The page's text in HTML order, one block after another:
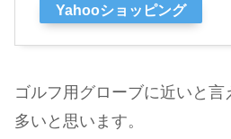
Yahooショッピング
ゴルフ用グローブに近いと
多いと思います。